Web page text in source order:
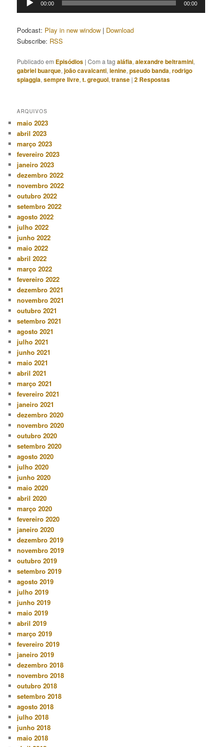
00:00 00:00
Podcast: Play in new window | Download
Subscribe: RSS
Publicado em Episódios |Com a tagaláfia,alexandre beltramini,
gabriel buarque,joão cavalcanti,lenine,pseudo banda,rodrigo
spiaggia,sempre livre,t. greguol,transe |2 Respostas
ARQUIVOS
maio 2023
abril 2023
março 2023
fevereiro 2023
janeiro 2023
dezembro 2022
novembro 2022
outubro 2022
setembro 2022
agosto 2022
julho 2022
junho 2022
maio 2022
abril 2022
março 2022
fevereiro 2022
dezembro 2021
novembro 2021
outubro 2021
setembro 2021
agosto 2021
julho 2021
junho 2021
maio 2021
abril 2021
março 2021
fevereiro 2021
janeiro 2021
dezembro 2020
novembro 2020
outubro 2020
setembro 2020
agosto 2020
julho 2020
junho 2020
maio 2020
abril 2020
março 2020
fevereiro 2020
janeiro 2020
dezembro 2019
novembro 2019
outubro 2019
setembro 2019
agosto 2019
julho 2019
junho 2019
maio 2019
abril 2019
março 2019
fevereiro 2019
janeiro 2019
dezembro 2018
novembro 2018
outubro 2018
setembro 2018
agosto 2018
julho 2018
junho 2018
maio 2018